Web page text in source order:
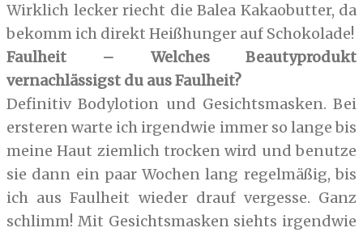
Wirklich lecker riecht die Balea Kakaobutter, da
bekomm ich direkt Heißhunger auf Schokolade!
Faulheit – Welches Beautyprodukt
vernachlässigst du aus Faulheit?
Definitiv Bodylotion und Gesichtsmasken. Bei
ersteren warte ich irgendwie immer so lange bis
meine Haut ziemlich trocken wird und benutze
sie dann ein paar Wochen lang regelmäßig, bis
ich aus Faulheit wieder drauf vergesse. Ganz
schlimm! Mit Gesichtsmasken siehts irgendwie